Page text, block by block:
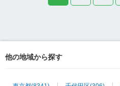
他の地域から探す